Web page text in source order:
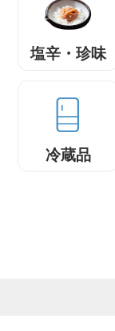
塩辛・珍味
冷蔵品